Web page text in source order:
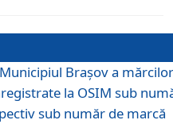
Brașov a mărcilor
la OSIM sub
sub număr de marcă